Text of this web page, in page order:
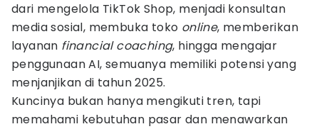
dari mengelola TikTok Shop, menjadi konsultan
media sosial, membuka toko online, memberikan
layanan financial coaching, hingga mengajar
penggunaan AI, semuanya memiliki potensi yang
menjanjikan di tahun 2025.
Kuncinya bukan hanya mengikuti tren, tapi
memahami kebutuhan pasar dan menawarkan